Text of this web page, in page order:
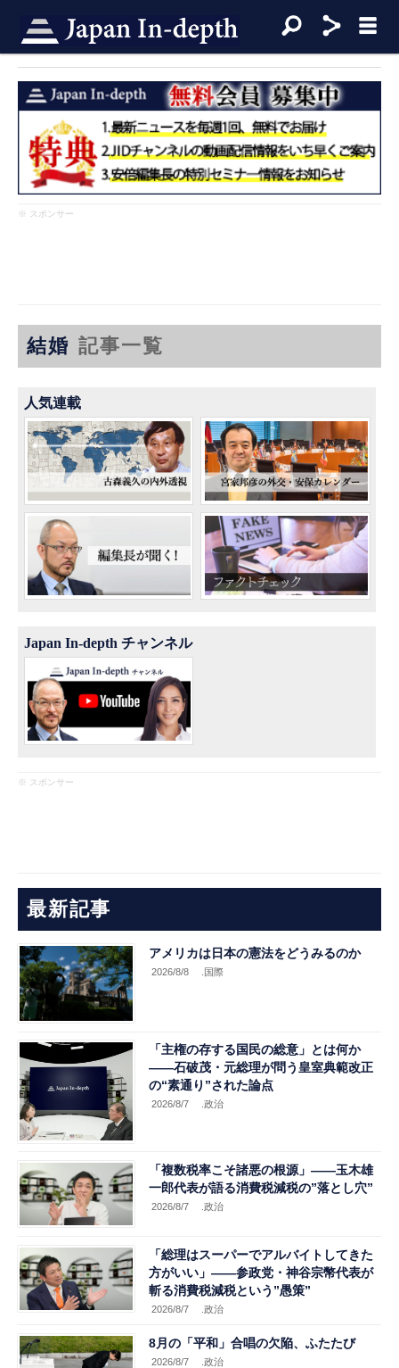
※ スポンサー
結婚 記事一覧
人気連載
Japan In-depth チャンネル
※ スポンサー
最新記事
アメリカは日本の憲法をどうみるのか
2026/8/8 .国際
「主権の存する国民の総意」とは何か
――石破茂・元総理が問う皇室典範改正
の“素通り”された論点
2026/8/7 .政治
「複数税率こそ諸悪の根源」――玉木雄
一郎代表が語る消費税減税の”落とし穴”
2026/8/7 .政治
「総理はスーパーでアルバイトしてきた
方がいい」――参政党・神谷宗幣代表が
斬る消費税減税という”愚策”
2026/8/7 .政治
8月の「平和」合唱の欠陥、ふたたび
2026/8/7 .政治